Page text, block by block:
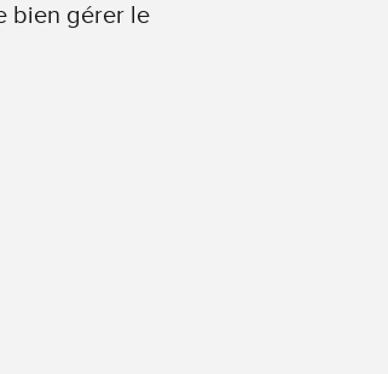
bien gérer le